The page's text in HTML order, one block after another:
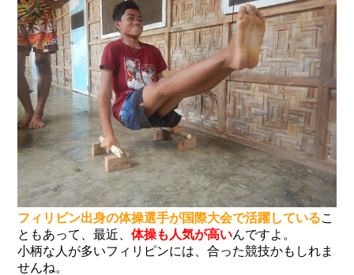
フィリピン出身の体操選手が国際大会で活躍しているこ
ともあって、最近、体操も人気が高いんですよ。
小柄な人が多いフィリピンには、合った競技かもしれま
せんね。